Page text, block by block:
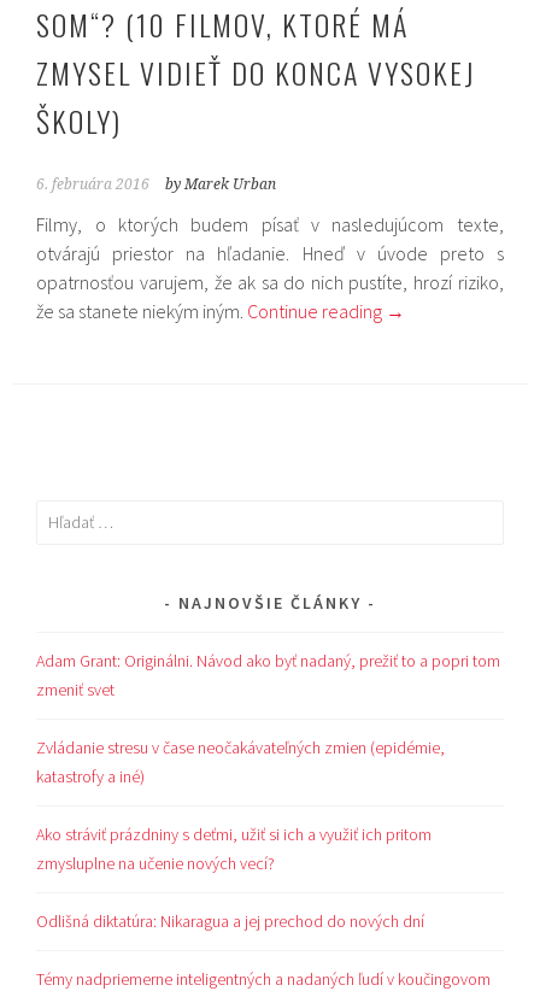
SOM“? (10 FILMOV, KTORÉ MÁ
ZMYSEL VIDIEŤ DO KONCA VYSOKEJ
ŠKOLY)
6. februára 2016 by Marek Urban
Filmy, o ktorých budem písať v nasledujúcom texte,
otvárajú priestor na hľadanie. Hneď v úvode preto s
opatrnosťou varujem, že ak sa do nich pustíte, hrozí riziko,
že sa stanete niekým iným. Continue reading →
Hľadať:
NAJNOVŠIE ČLÁNKY
Adam Grant: Originálni. Návod ako byť nadaný, prežiť to a popri tom
zmeniť svet
Zvládanie stresu v čase neočakávateľných zmien (epidémie,
katastrofy a iné)
Ako stráviť prázdniny s deťmi, užiť si ich a využiť ich pritom
zmysluplne na učenie nových vecí?
Odlišná diktatúra: Nikaragua a jej prechod do nových dní
Témy nadpriemerne inteligentných a nadaných ľudí v koučingovom